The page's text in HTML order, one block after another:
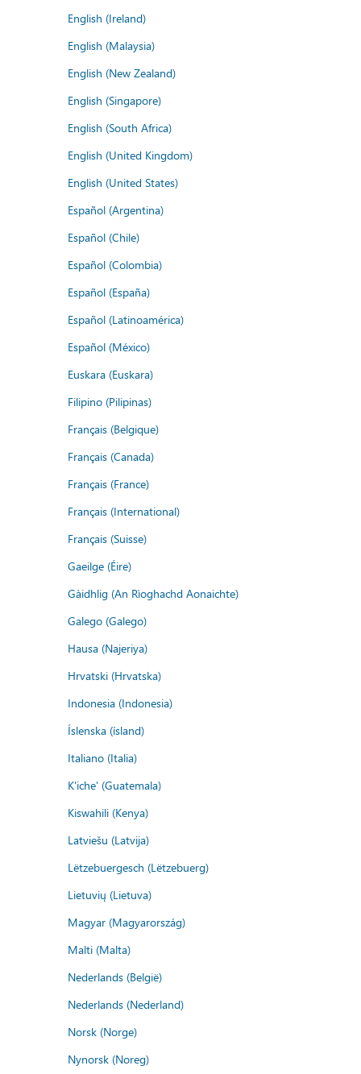
English (Ireland)
English (Malaysia)
English (New Zealand)
English (Singapore)
English (South Africa)
English (United Kingdom)
English (United States)
Español (Argentina)
Español (Chile)
Español (Colombia)
Español (España)
Español (Latinoamérica)
Español (México)
Euskara (Euskara)
Filipino (Pilipinas)
Français (Belgique)
Français (Canada)
Français (France)
Français (International)
Français (Suisse)
Gaeilge (Éire)
Gàidhlig (An Rìoghachd Aonaichte)
Galego (Galego)
Hausa (Najeriya)
Hrvatski (Hrvatska)
Indonesia (Indonesia)
Íslenska (ísland)
Italiano (Italia)
K'iche' (Guatemala)
Kiswahili (Kenya)
Latviešu (Latvija)
Lëtzebuergesch (Lëtzebuerg)
Lietuvių (Lietuva)
Magyar (Magyarország)
Malti (Malta)
Nederlands (België)
Nederlands (Nederland)
Norsk (Norge)
Nynorsk (Noreg)